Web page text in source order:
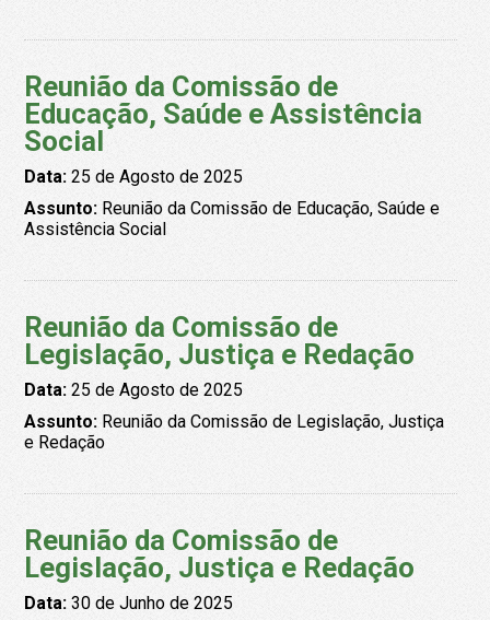
Reunião da Comissão de
Educação, Saúde e Assistência
Social
Data:25 de Agosto de 2025
Assunto:Reunião da Comissão de Educação, Saúde e
Assistência Social
Reunião da Comissão de
Legislação, Justiça e Redação
Data:25 de Agosto de 2025
Assunto:Reunião da Comissão de Legislação, Justiça
e Redação
Reunião da Comissão de
Legislação, Justiça e Redação
Data:30 de Junho de 2025